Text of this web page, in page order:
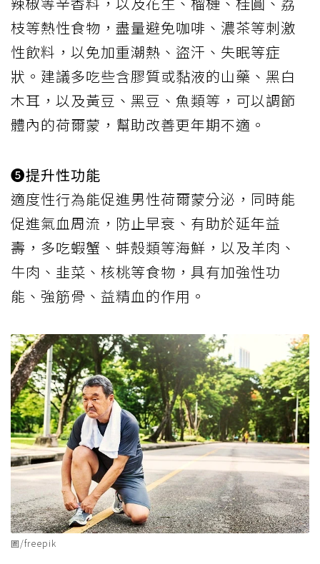
枝等熱性食物，盡量避免咖啡、濃茶等刺激
性飲料，以免加重潮熱、盜汗、失眠等症
狀。建議多吃些含膠質或黏液的山藥、黑白
木耳，以及黃豆、黑豆、魚類等，可以調節
體內的荷爾蒙，幫助改善更年期不適。
❺提升性功能
適度性行為能促進男性荷爾蒙分泌，同時能
促進氣血周流，防止早衰、有助於延年益
壽，多吃蝦蟹、蚌殼類等海鮮，以及羊肉、
牛肉、韭菜、核桃等食物，具有加強性功
能、強筋骨、益精血的作用。
圖/freepik